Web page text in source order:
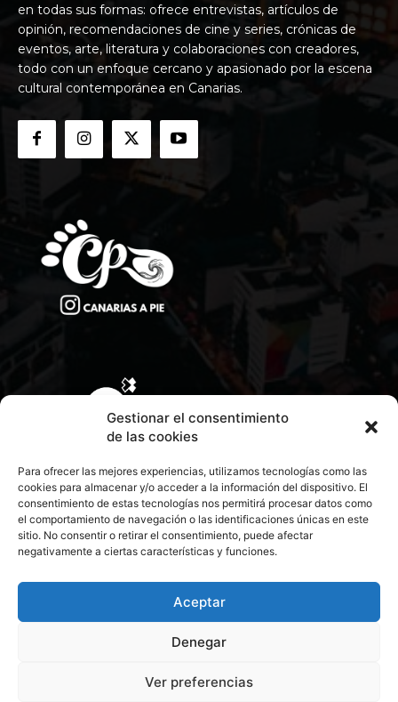
Gestionar el consentimiento
de las cookies
Para ofrecer las mejores experiencias, utilizamos tecnologías como las
cookies para almacenar y/o acceder a la información del dispositivo. El
consentimiento de estas tecnologías nos permitirá procesar datos como
el comportamiento de navegación o las identificaciones únicas en este
sitio. No consentir o retirar el consentimiento, puede afectar
negativamente a ciertas características y funciones.
Aceptar
Denegar
Ver preferencias
en todas sus formas: ofrece entrevistas, artículos de
opinión, recomendaciones de cine y series, crónicas de
eventos, arte, literatura y colaboraciones con creadores,
todo con un enfoque cercano y apasionado por la escena
cultural contemporánea en Canarias.
CONTACTA CON NOSOTROS